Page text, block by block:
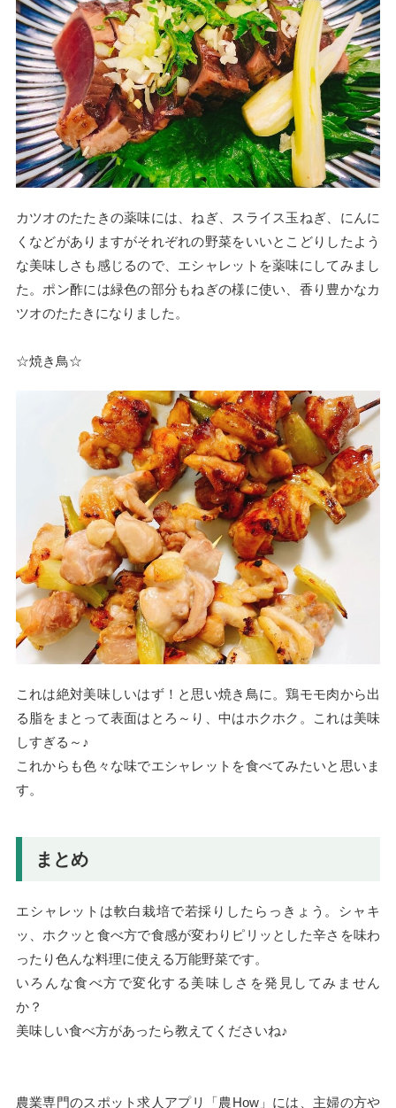
カツオのたたきの薬味には、ねぎ、スライス玉ねぎ、にんに
くなどがありますがそれぞれの野菜をいいとこどりしたよう
な美味しさも感じるので、エシャレットを薬味にしてみまし
た。ポン酢には緑色の部分もねぎの様に使い、香り豊かなカ
ツオのたたきになりました。
☆焼き鳥☆
これは絶対美味しいはず！と思い焼き鳥に。鶏モモ肉から出
る脂をまとって表面はとろ～り、中はホクホク。これは美味
しすぎる～♪
これからも色々な味でエシャレットを食べてみたいと思いま
す。
まとめ
エシャレットは軟白栽培で若採りしたらっきょう。シャキ
ッ、ホクッと食べ方で食感が変わりピリッとした辛さを味わ
ったり色んな料理に使える万能野菜です。
いろんな食べ方で変化する美味しさを発見してみません
か？
美味しい食べ方があったら教えてくださいね♪
農業専門のスポット求人アプリ「農How」には、主婦の方や